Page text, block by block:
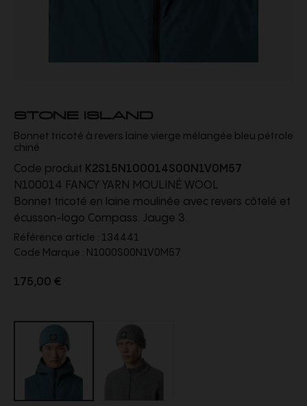
STONE ISLAND
Bonnet tricoté à revers laine vierge mélangée bleu pétrole
chiné
Code produit K2S15N100014S00N1V0M57
N100014 FANCY YARN MOULINÉ WOOL
Bonnet tricoté en laine moulinée avec revers côtelé et
écusson-logo Compass. Jauge 3.
Référence article : 134441
Code Marque : N1000S00N1V0M57
175,00 €